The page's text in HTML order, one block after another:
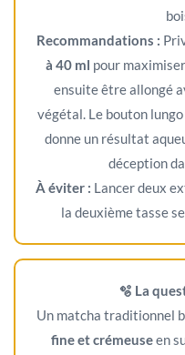
Recommandations :
à 40 ml pour
ensuite être allongé
végétal. Le bouton
donne un résultat
déception
À éviter : Lancer deux
la deuxième tasse
🫧 La
Un matcha traditionnel
fine et crémeuseen